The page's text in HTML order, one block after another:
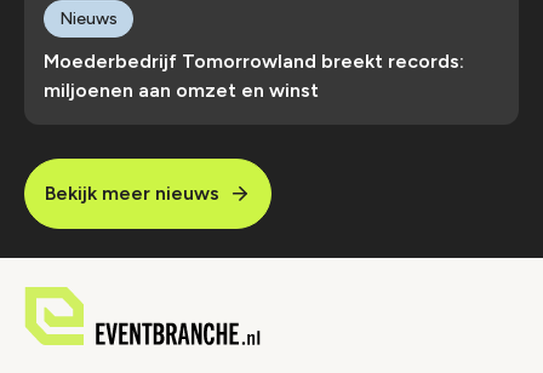
Moederbedrijf Tomorrowland breekt records:
miljoenen aan omzet en winst
Nieuws
Bekijk meer nieuws